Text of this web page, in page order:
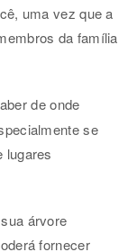
uma vez que a
da família
de onde
se
lugares
árvore
fornecer